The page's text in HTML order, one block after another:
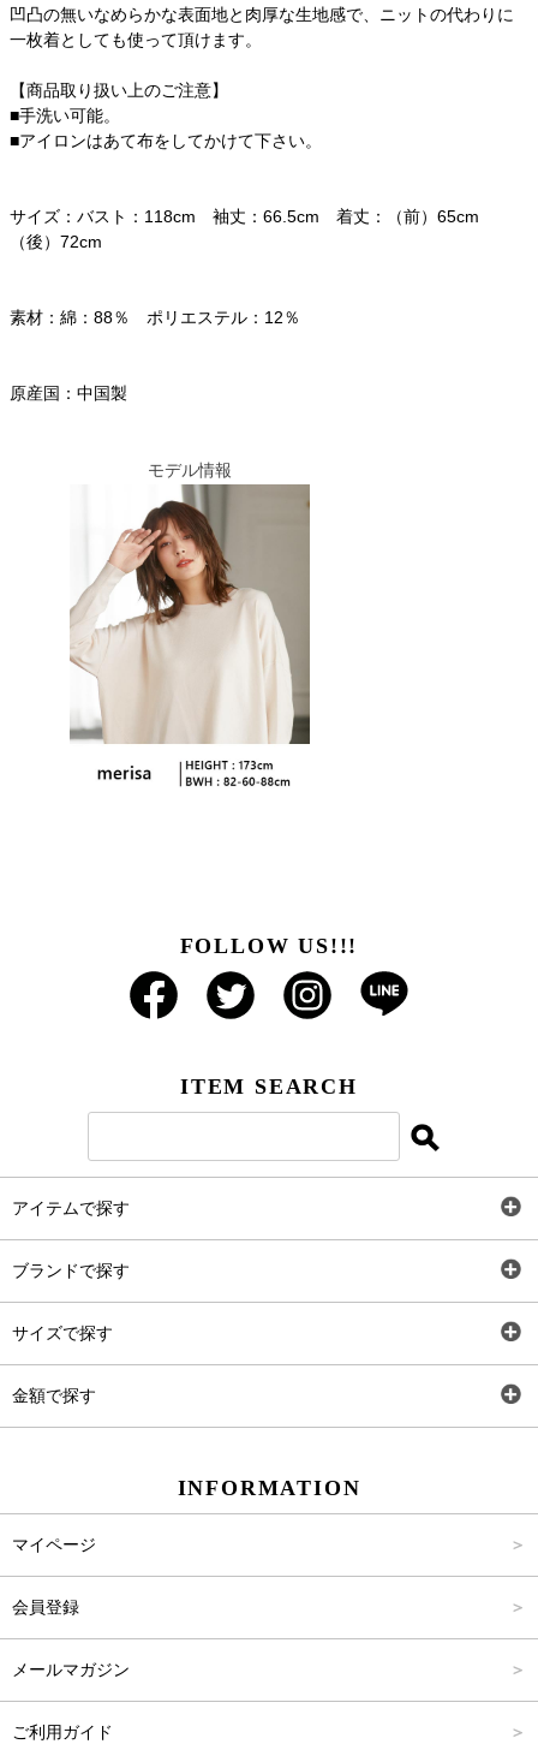
凹凸の無いなめらかな表面地と肉厚な生地感で、ニットの代わりに
一枚着としても使って頂けます。
【商品取り扱い上のご注意】
■手洗い可能。
■アイロンはあて布をしてかけて下さい。
サイズ：バスト：118cm 袖丈：66.5cm 着丈：（前）65cm
（後）72cm
素材：綿：88％ ポリエステル：12％
原産国：中国製
モデル情報
FOLLOW US!!!
ITEM SEARCH
アイテムで探す
ブランドで探す
サイズで探す
金額で探す
INFORMATION
マイページ
会員登録
メールマガジン
ご利用ガイド